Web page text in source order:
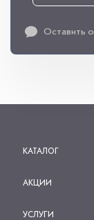
Оставить
КАТАЛОГ
АКЦИИ
УСЛУГИ